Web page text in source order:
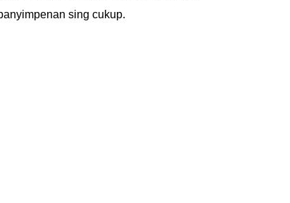
sing cukup.